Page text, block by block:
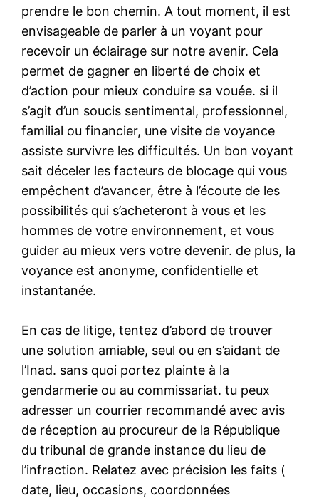
prendre le bon chemin. A tout moment, il est
envisageable de parler à un voyant pour
recevoir un éclairage sur notre avenir. Cela
permet de gagner en liberté de choix et
d’action pour mieux conduire sa vouée. si il
s’agit d’un soucis sentimental, professionnel,
familial ou financier, une visite de voyance
assiste survivre les difficultés. Un bon voyant
sait déceler les facteurs de blocage qui vous
empêchent d’avancer, être à l’écoute de les
possibilités qui s’acheteront à vous et les
hommes de votre environnement, et vous
guider au mieux vers votre devenir. de plus, la
voyance est anonyme, confidentielle et
instantanée.
En cas de litige, tentez d’abord de trouver
une solution amiable, seul ou en s’aidant de
l’Inad. sans quoi portez plainte à la
gendarmerie ou au commissariat. tu peux
adresser un courrier recommandé avec avis
de réception au procureur de la République
du tribunal de grande instance du lieu de
l’infraction. Relatez avec précision les faits (
date, lieu, occasions, coordonnées